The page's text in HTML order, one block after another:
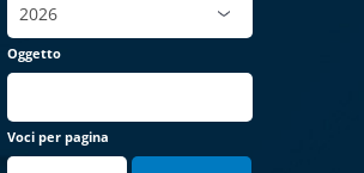
Oggetto
Voci per pagina